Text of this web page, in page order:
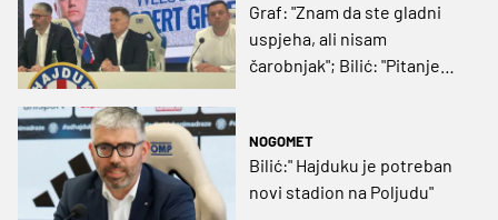
Graf: "Znam da ste gladni
uspjeha, ali nisam
čarobnjak"; Bilić: "Pitanje
NOGOMET
Bilić:" Hajduku je potreban
novi stadion na Poljudu"